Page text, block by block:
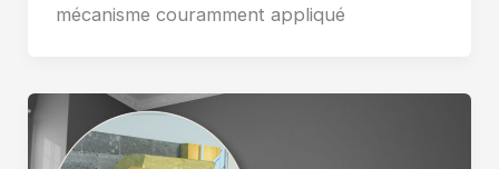
mécanisme couramment appliqué